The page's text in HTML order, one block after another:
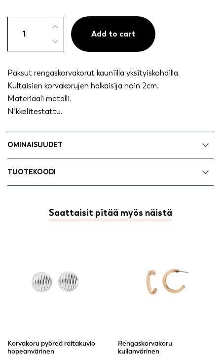
paksut
quantity
Add to cart
Paksut rengaskorvakorut kauniilla yksityiskohdilla.
Kultaisien korvakorujen halkaisija noin 2cm.
Materiaali metalli.
Nikkelitestattu.
OMINAISUUDET
TUOTEKOODI
Saattaisit pitää myös näistä
Korvakoru pyöreä raitakuvio
hopeanvärinen
Rengaskorvakoru
kullanvärinen